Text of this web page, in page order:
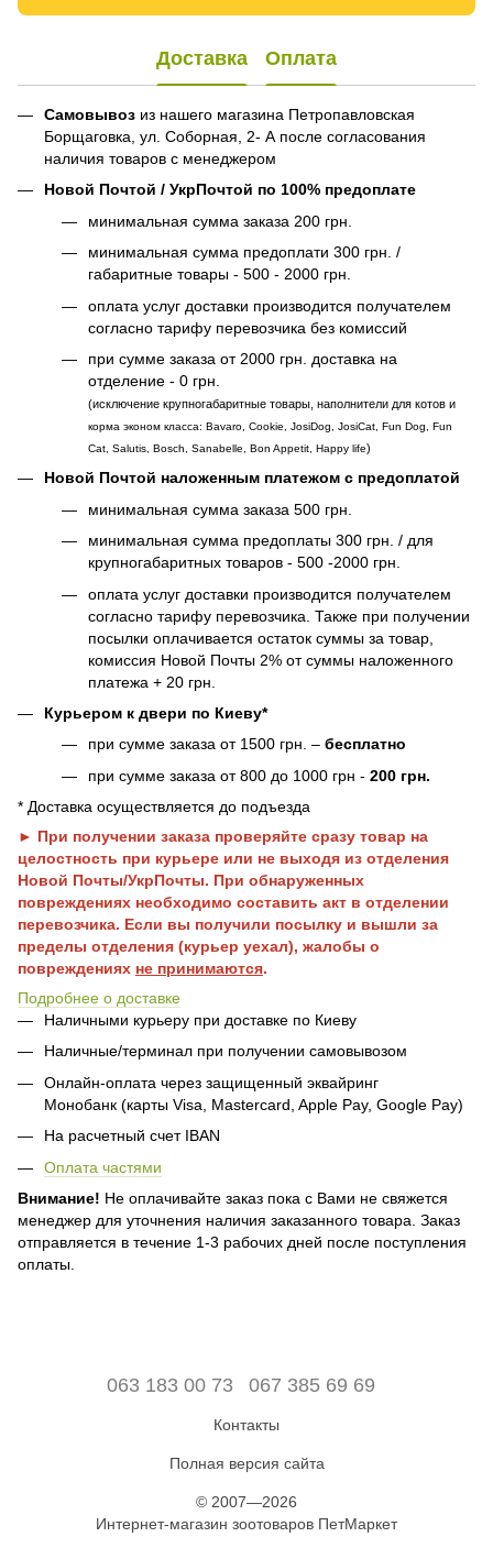
Доставка Оплата
Самовывоз из нашего магазина Петропавловская
Борщаговка, ул. Соборная, 2- А после согласования
наличия товаров с менеджером
Новой Почтой / УкрПочтой по 100% предоплате
минимальная сумма заказа 200 грн.
минимальная сумма предоплати 300 грн. /
габаритные товары - 500 - 2000 грн.
оплата услуг доставки производится получателем
согласно тарифу перевозчика без комиссий
при сумме заказа от 2000 грн. доставка на
отделение - 0 грн.
(исключение крупногабаритные товары, наполнители для котов и
корма эконом класса: Bavaro, Cookie, JosiDog, JosiCat, Fun Dog, Fun
Cat, Salutis, Bosch, Sanabelle, Bon Appetit, Happy life)
Новой Почтой наложенным платежом с предоплатой
минимальная сумма заказа 500 грн.
минимальная сумма предоплаты 300 грн. / для
крупногабаритных товаров - 500 -2000 грн.
оплата услуг доставки производится получателем
согласно тарифу перевозчика. Также при получении
посылки оплачивается остаток суммы за товар,
комиссия Новой Почты 2% от суммы наложенного
платежа + 20 грн.
Курьером к двери по Киеву*
при сумме заказа от 1500 грн. – бесплатно
при сумме заказа от 800 до 1000 грн - 200 грн.
* Доставка осуществляется до подъезда
► При получении заказа проверяйте сразу товар на
целостность при курьере или не выходя из отделения
Новой Почты/УкрПочты. При обнаруженных
повреждениях необходимо составить акт в отделении
перевозчика. Если вы получили посылку и вышли за
пределы отделения (курьер уехал), жалобы о
повреждениях не принимаются.
Подробнее о доставке
Наличными курьеру при доставке по Киеву
Наличные/терминал при получении самовывозом
Онлайн-оплата через защищенный эквайринг
Монобанк (карты Visa, Mastercard, Apple Pay, Google Pay)
На расчетный счет IBAN
Оплата частями
Внимание! Не оплачивайте заказ пока с Вами не свяжется
менеджер для уточнения наличия заказанного товара. Заказ
отправляется в течение 1-3 рабочих дней после поступления
оплаты.
063 183 00 73 067 385 69 69
Контакты
Полная версия сайта
© 2007—2026
Интернет-магазин зоотоваров ПетМаркет